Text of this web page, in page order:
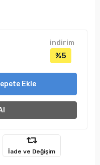
indirim
%5
Ekle
İade ve Değişim